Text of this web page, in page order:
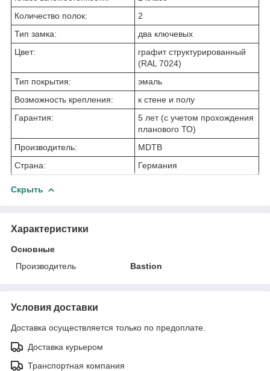
Количество полок:
2
Тип замка:
два ключевых
Цвет:
графит структурированный
(RAL 7024)
Тип покрытия:
эмаль
Возможность крепления:
к стене и полу
Гарантия:
5 лет (с учетом прохождения
планового ТО)
Производитель:
MDTB
Страна:
Германия
Скрыть
Характеристики
Основные
Производитель
Bastion
Условия доставки
Доставка осуществляется только по предоплате.
Доставка курьером
Транспортная компания